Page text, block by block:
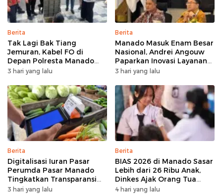
Berita
Tak Lagi Bak Tiang
Jemuran, Kabel FO di
Depan Polresta Manado
Ditata
3 hari yang lalu
Berita
Manado Masuk Enam Besar
Nasional, Andrei Angouw
Paparkan Inovasi Layanan
Investasi di Hadapan Tim
3 hari yang lalu
Berita
Digitalisasi Iuran Pasar
Perumda Pasar Manado
Tingkatkan Transparansi
dan Tata Kelola Keuangan
3 hari yang lalu
Berita
BIAS 2026 di Manado Sasar
Lebih dari 26 Ribu Anak,
Dinkes Ajak Orang Tua
Dukung Imunisasi
4 hari yang lalu